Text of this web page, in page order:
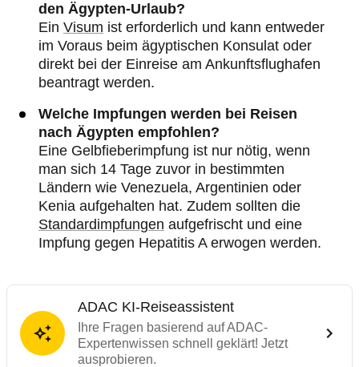
den Ägypten-Urlaub?
Ein Visum ist erforderlich und kann entweder
im Voraus beim ägyptischen Konsulat oder
direkt bei der Einreise am Ankunftsflughafen
beantragt werden.
Welche Impfungen werden bei Reisen
nach Ägypten empfohlen?
Eine Gelbfieberimpfung ist nur nötig, wenn
man sich 14 Tage zuvor in bestimmten
Ländern wie Venezuela, Argentinien oder
Kenia aufgehalten hat. Zudem sollten die
Standardimpfungen aufgefrischt und eine
Impfung gegen Hepatitis A erwogen werden.
ADAC KI-Reiseassistent
Ihre Fragen basierend auf ADAC-
Expertenwissen schnell geklärt! Jetzt
ausprobieren.